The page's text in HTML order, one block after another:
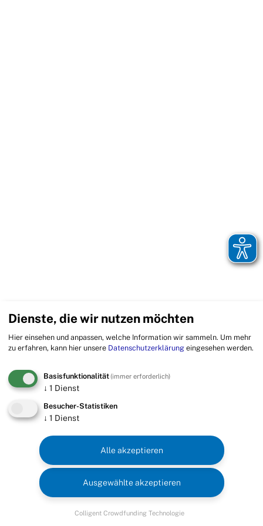
Dienste, die wir nutzen möchten
Hier einsehen und anpassen, welche Information wir sammeln. Um mehr
zu erfahren, kann hier unsere Datenschutzerklärung eingesehen werden.
Basisfunktionalität(immer erforderlich)
↓ 1 Dienst
Besucher-Statistiken
↓ 1 Dienst
Ausgewählte akzeptieren
Alle akzeptieren
Colligent Crowdfunding Technologie